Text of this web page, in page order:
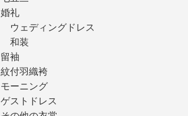
婚礼
ウェディングドレス
和装
留袖
紋付羽織袴
モーニング
ゲストドレス